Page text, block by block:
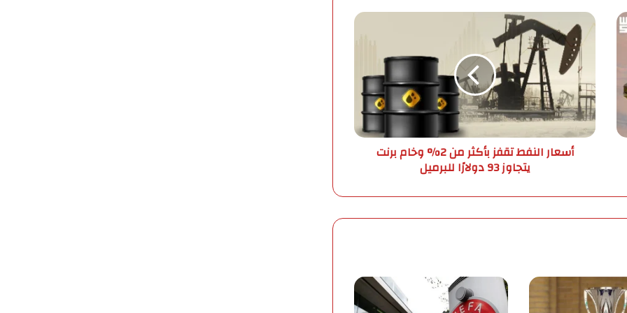
أ
س
ا
ل
ن
ف
ف
م
أسعار النفط تقفز بأكثر من 2% وخام برنت
يتجاوز 93 دولارًا للبرميل